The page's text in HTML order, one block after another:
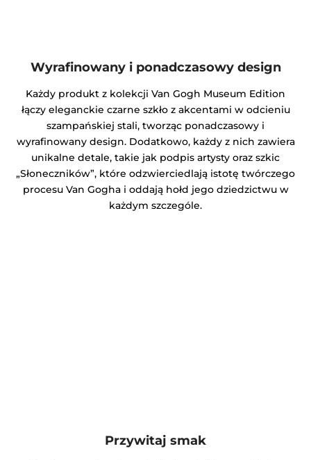
Wyrafinowany i ponadczasowy design
Każdy produkt z kolekcji Van Gogh Museum Edition
łączy eleganckie czarne szkło z akcentami w odcieniu
szampańskiej stali, tworząc ponadczasowy i
wyrafinowany design. Dodatkowo, każdy z nich zawiera
unikalne detale, takie jak podpis artysty oraz szkic
„Słoneczników”, które odzwierciedlają istotę twórczego
procesu Van Gogha i oddają hołd jego dziedzictwu w
każdym szczególe.
Przywitaj smak